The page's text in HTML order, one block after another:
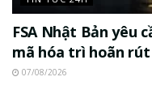
FSA Nhật Bản yêu
mã hóa trì hoãn
07/08/2026